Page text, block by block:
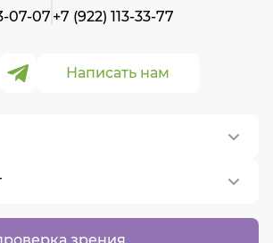
зрения
Написать нам
07-07 +7 (922) 113-33-77